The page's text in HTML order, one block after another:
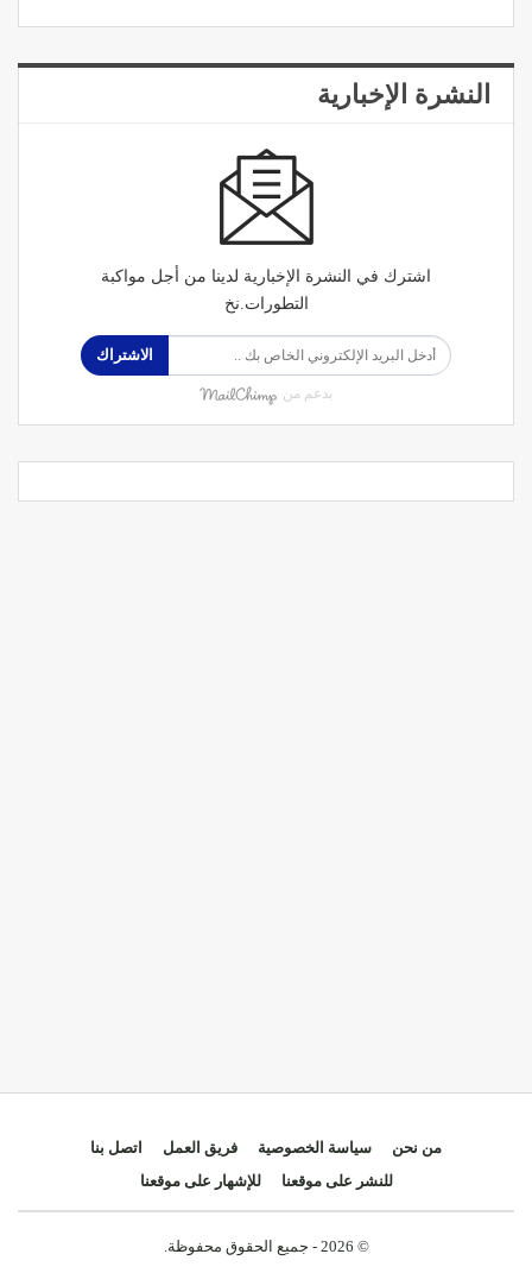
النشرة الإخبارية
اشترك في النشرة الإخبارية لدينا من أجل مواكبة
التطورات.نخ
الاشتراك
بدعم من
من نحن سياسة الخصوصية فريق العمل
اتصل بنا
للنشر على موقعنا
للإشهار على موقعنا
© 2026 - جميع الحقوق محفوظة.